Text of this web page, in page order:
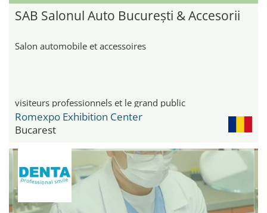
SAB Salonul Auto București & Accesorii
Salon automobile et accessoires
visiteurs professionnels et le grand public
Romexpo Exhibition Center
Bucarest